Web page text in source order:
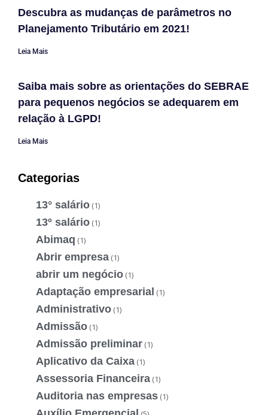
Descubra as mudanças de parâmetros no
Planejamento Tributário em 2021!
Leia Mais
Saiba mais sobre as orientações do SEBRAE
para pequenos negócios se adequarem em
relação à LGPD!
Leia Mais
Categorias
13° salário (1)
13º salário (1)
Abimaq (1)
Abrir empresa (1)
abrir um negócio (1)
Adaptação empresarial (1)
Administrativo (1)
Admissão (1)
Admissão preliminar (1)
Aplicativo da Caixa (1)
Assessoria Financeira (1)
Auditoria nas empresas (1)